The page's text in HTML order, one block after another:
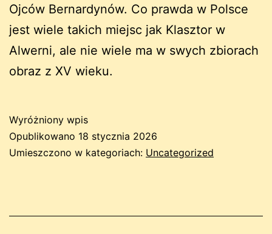
Ojców Bernardynów. Co prawda w Polsce
jest wiele takich miejsc jak Klasztor w
Alwerni, ale nie wiele ma w swych zbiorach
obraz z XV wieku.
Wyróżniony wpis
Opublikowano 18 stycznia 2026
Umieszczono w kategoriach: Uncategorized